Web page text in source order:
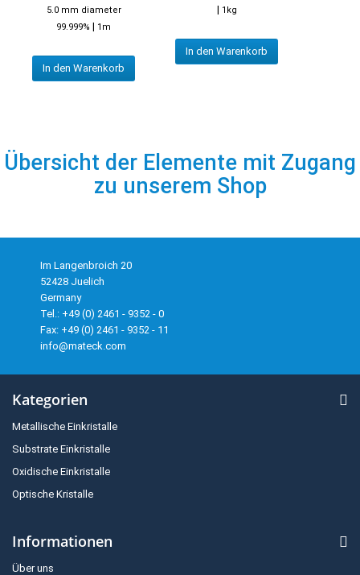
5.0 mm diameter
99.999% | 1m
In den Warenkorb
| 1kg
In den Warenkorb
Übersicht der Elemente mit Zugang
zu unserem Shop
Im Langenbroich 20
52428 Juelich
Germany
Tel.: +49 (0) 2461 - 9352 - 0
Fax: +49 (0) 2461 - 9352 - 11
info@mateck.com
Kategorien
Metallische Einkristalle
Substrate Einkristalle
Oxidische Einkristalle
Optische Kristalle
Informationen
Über uns